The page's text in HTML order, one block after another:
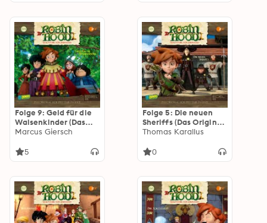
Folge 9: Geld für die
Waisenkinder (Das
Original-Hörspiel zur
Marcus Giersch
5
Folge 5: Die neuen
Sheriffs (Das Original-
Hörspiel zur TV-Serie)
Thomas Karallus
0